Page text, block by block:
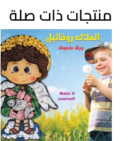
منتجات ذات صلة